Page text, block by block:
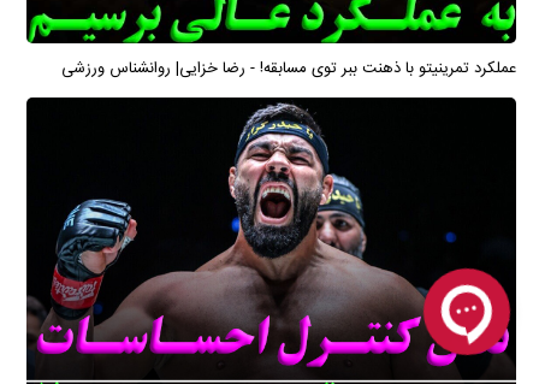
عملکرد تمرینیتو با ذهنت ببر توی مسابقه! - رضا خزایی| روانشناس ورزشی